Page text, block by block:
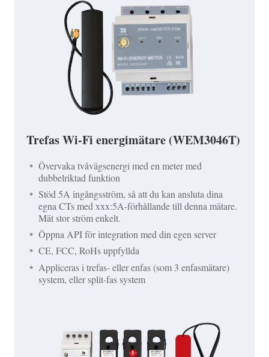
Trefas Wi-Fi energimätare (WEM3046T)
Övervaka tvåvägsenergi med en meter med
dubbelriktad funktion
Stöd 5A ingångsström, så att du kan ansluta dina
egna CTs med xxx:5A-förhållande till denna mätare.
Mät stor ström enkelt.
Öppna API för integration med din egen server
CE, FCC, RoHs uppfyllda
Appliceras i trefas- eller enfas (som 3 enfasmätare)
system, eller split-fas system